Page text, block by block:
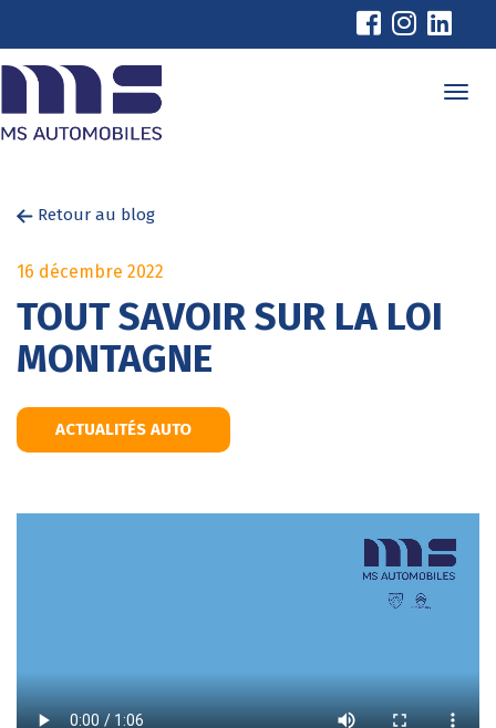
Retour au blog
16 décembre 2022
TOUT SAVOIR SUR LA LOI
MONTAGNE
ACTUALITÉS AUTO